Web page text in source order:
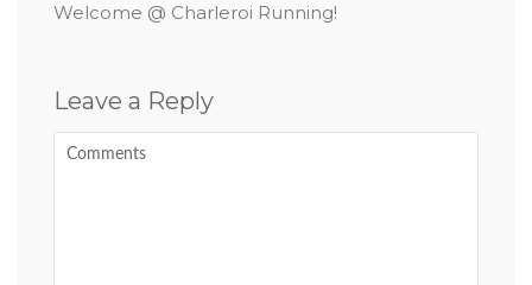
Welcome @ Charleroi Running!
Leave a Reply